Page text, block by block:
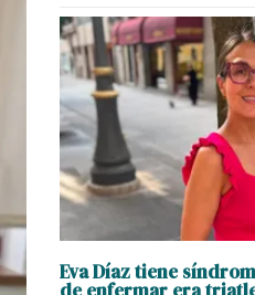
Eva Díaz tiene